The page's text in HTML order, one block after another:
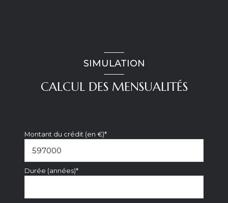
SIMULATION
CALCUL DES MENSUALITÉS
Montant du crédit (en €)*
Durée (années)*